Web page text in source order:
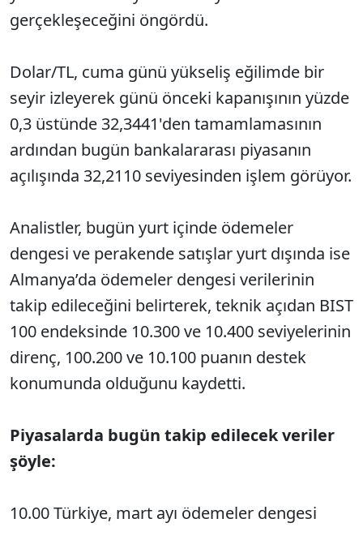
gerçekleşeceğini öngördü.
Dolar/TL, cuma günü yükseliş eğilimde bir
seyir izleyerek günü önceki kapanışının yüzde
0,3 üstünde 32,3441'den tamamlamasının
ardından bugün bankalararası piyasanın
açılışında 32,2110 seviyesinden işlem görüyor.
Analistler, bugün yurt içinde ödemeler
dengesi ve perakende satışlar yurt dışında ise
Almanya’da ödemeler dengesi verilerinin
takip edileceğini belirterek, teknik açıdan BIST
100 endeksinde 10.300 ve 10.400 seviyelerinin
direnç, 100.200 ve 10.100 puanın destek
konumunda olduğunu kaydetti.
Piyasalarda bugün takip edilecek veriler
şöyle:
10.00 Türkiye, mart ayı ödemeler dengesi